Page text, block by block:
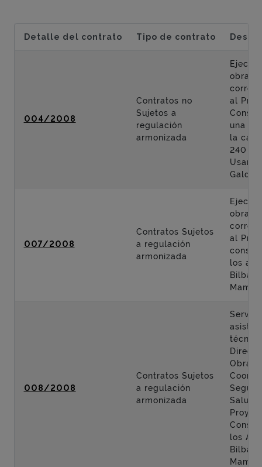
Detalle del contrato Tipo de contrato
004/2008
Contratos no
Sujetos a
regulación
armonizada
obras
al
una
la
240 en
007/2008
Contratos Sujetos
a regulación
armonizada
obras
al
los
Bilbao
Mamés
008/2008
Contratos Sujetos
a regulación
armonizada
Obra y
Salud
los
Bilbao
Mamés